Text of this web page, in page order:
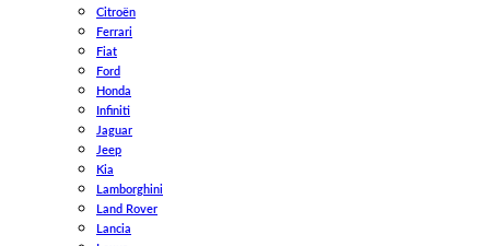
Citroën
Ferrari
Fiat
Ford
Honda
Infiniti
Jaguar
Jeep
Kia
Lamborghini
Land Rover
Lancia